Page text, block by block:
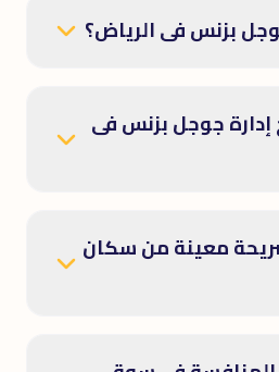
بزنس فى الرياض؟
جوجل بزنس فى
معينة من سكان